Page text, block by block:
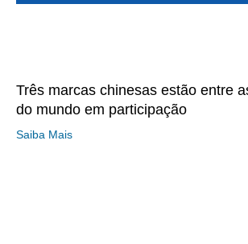
Três marcas chinesas estão entre
do mundo em participação
Saiba Mais